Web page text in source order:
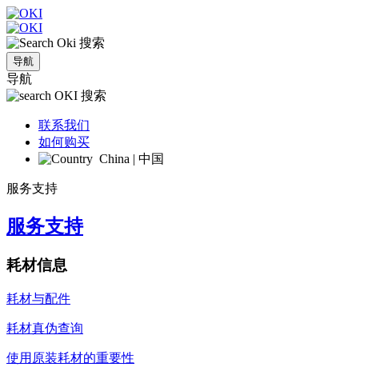
搜索
导航
导航
搜索
联系我们
如何购买
China | 中国
服务支持
服务支持
耗材信息
耗材与配件
耗材真伪查询
使用原装耗材的重要性